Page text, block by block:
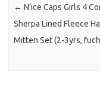
← N’ice Caps Girls 4
Sherpa Lined Fleece
Mitten Set (2-3yrs,